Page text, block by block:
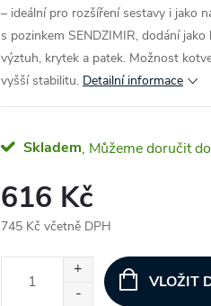
– ideální pro rozšíření sestavy i jako
s pozinkem SENDZIMIR, dodání
výztuh, krytek a patek. Možnost
vyšší stabilitu. Detailní informace
Skladem
616 Kč
745 Kč včetně DPH
VLOŽIT